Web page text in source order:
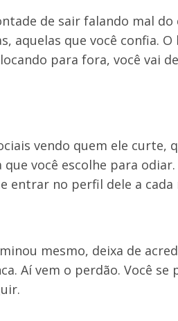
de sair falando mal
aquelas que você confia.
para fora, você vai
vendo quem ele curte,
você escolhe para
entrar no perfil dele a cada
mesmo, deixa de
Aí vem o perdão. Você se